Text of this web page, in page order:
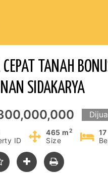
CEPAT TANAH
SIDAKARYA
ID
465 m2
Size
17